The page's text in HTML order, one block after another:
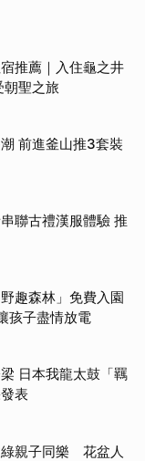
推薦｜入住龜之井
朝聖之旅
前進釜山推3套裝
聯古禮漢服體驗 推
趣森林」免費入園
孩子盡情放電
日本我龍太鼓「羈
表
親子同樂 花盆人